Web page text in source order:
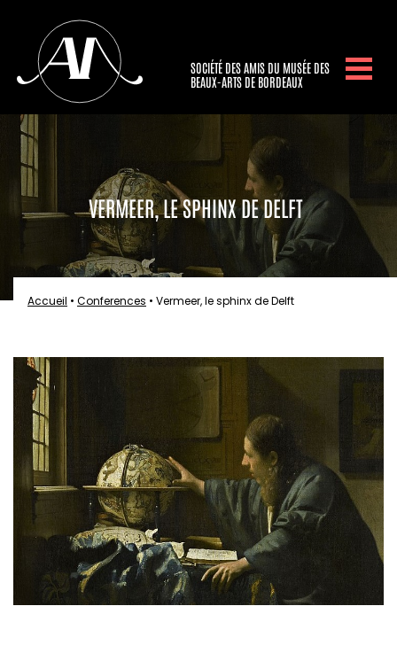
SOCIÉTÉ DES AMIS DU MUSÉE DES
BEAUX-ARTS DE BORDEAUX
VERMEER, LE SPHINX DE DELFT
Accueil • Conferences • Vermeer, le sphinx de Delft